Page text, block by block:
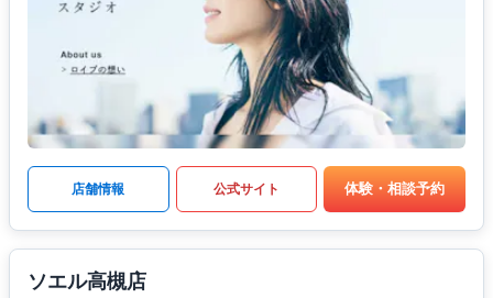
店舗情報 公式サイト 体験・相談予約
ソエル高槻店